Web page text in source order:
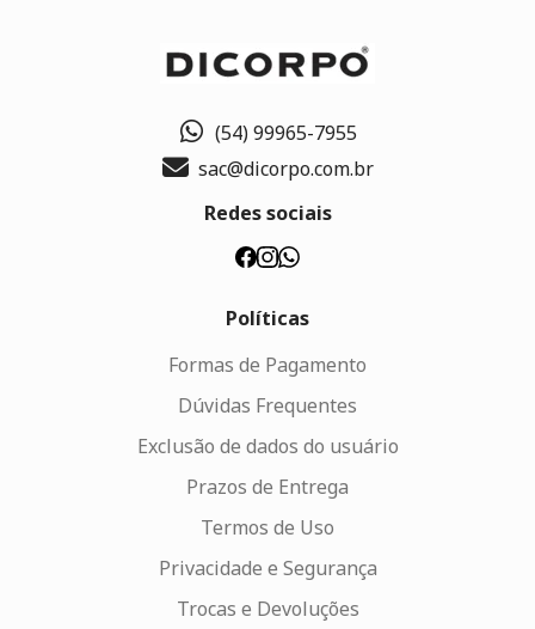
(54) 99965-7955
sac@dicorpo.com.br
Redes sociais
Políticas
Formas de Pagamento
Dúvidas Frequentes
Exclusão de dados do usuário
Prazos de Entrega
Termos de Uso
Privacidade e Segurança
Trocas e Devoluções